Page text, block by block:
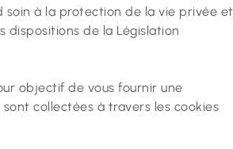
soin à la protection de la vie privée et
dispositions de la Législation
objectif de vous fournir une
collectées à travers les cookies